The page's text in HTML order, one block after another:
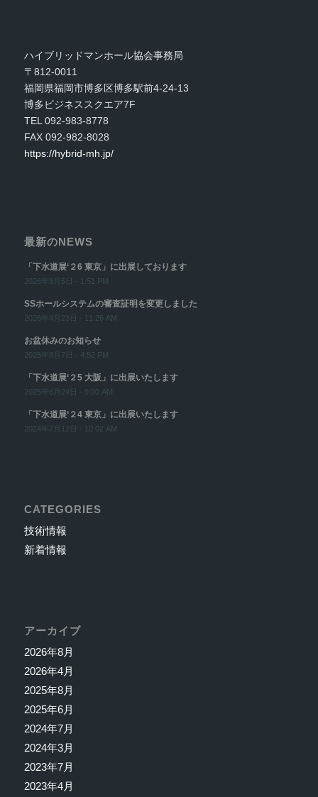
ハイブリッドマンホール協会事務局
〒812-0011
福岡県福岡市博多区博多駅前4-24-13
博多ビジネススクエア7F
TEL 092-983-8778
FAX 092-982-8028
https://hybrid-mh.jp/
最新のNEWS
「下水道展‘２6 東京」に出展しております
2026年8月5日 - 1:51 PM
SSホールシステムの審査証明を変更しました
2026年4月23日 - 11:26 AM
お盆休みのお知らせ
2025年8月7日 - 4:52 PM
「下水道展‘２5 大阪」に出展いたします
2025年6月24日 - 9:00 AM
「下水道展‘２4 東京」に出展いたします
2024年7月12日 - 10:02 AM
CATEGORIES
技術情報
新着情報
アーカイブ
2026年8月
2026年4月
2025年8月
2025年6月
2024年7月
2024年3月
2023年7月
2023年4月